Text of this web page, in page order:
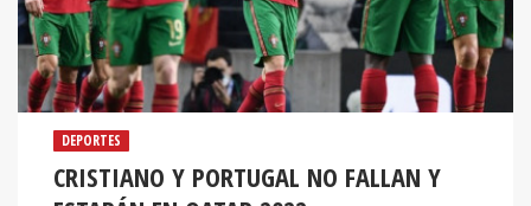
DEPORTES
CRISTIANO Y PORTUGAL NO FALLAN Y